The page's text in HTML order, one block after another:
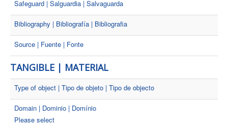
Safeguard | Salguardia | Salvaguarda
Bibliography | Bibliografía | Bibliografia
Source | Fuente | Fonte
TANGIBLE | MATERIAL
Type of object | Tipo de objeto | Tipo de objecto
Domain | Dominio | Domínio
Please select